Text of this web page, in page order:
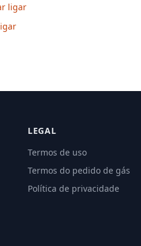
ligar
LEGAL
Termos de uso
Termos do pedido de gás
Política de privacidade